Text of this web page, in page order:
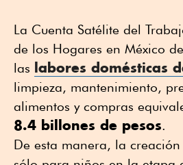
La Cuenta Satélite del
de los Hogares en México
las labores domésticas
limpieza, mantenimiento,
alimentos y compras
8.4 billones de pesos.
De esta manera, la